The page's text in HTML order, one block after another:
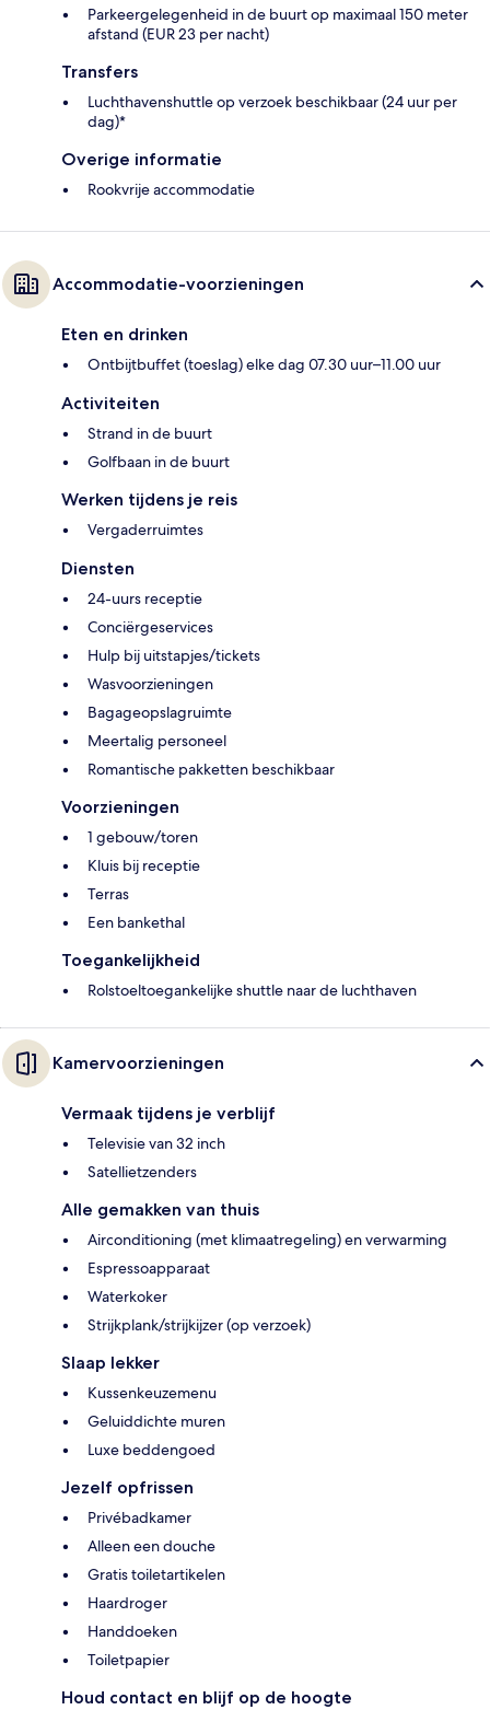
Parkeergelegenheid in de buurt op maximaal 150 meter
afstand (EUR 23 per nacht)
Transfers
Luchthavenshuttle op verzoek beschikbaar (24 uur per
dag)*
Overige informatie
Rookvrije accommodatie
Accommodatie-voorzieningen
Eten en drinken
Ontbijtbuffet (toeslag) elke dag 07.30 uur–11.00 uur
Activiteiten
Strand in de buurt
Golfbaan in de buurt
Werken tijdens je reis
Vergaderruimtes
Diensten
24-uurs receptie
Conciërgeservices
Hulp bij uitstapjes/tickets
Wasvoorzieningen
Bagageopslagruimte
Meertalig personeel
Romantische pakketten beschikbaar
Voorzieningen
1 gebouw/toren
Kluis bij receptie
Terras
Een bankethal
Toegankelijkheid
Rolstoeltoegankelijke shuttle naar de luchthaven
Kamervoorzieningen
Vermaak tijdens je verblijf
Televisie van 32 inch
Satellietzenders
Alle gemakken van thuis
Airconditioning (met klimaatregeling) en verwarming
Espressoapparaat
Waterkoker
Strijkplank/strijkijzer (op verzoek)
Slaap lekker
Kussenkeuzemenu
Geluiddichte muren
Luxe beddengoed
Jezelf opfrissen
Privébadkamer
Alleen een douche
Gratis toiletartikelen
Haardroger
Handdoeken
Toiletpapier
Houd contact en blijf op de hoogte